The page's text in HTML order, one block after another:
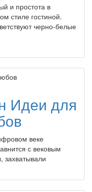
и простота в
стиле гостиной.
черно-белые
Идеи для
веке
с вековым
захватывали